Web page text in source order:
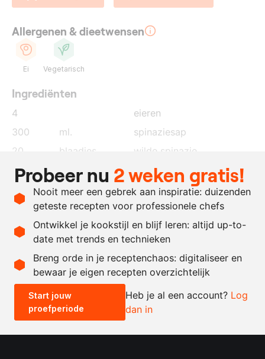
Allergenen & dieetwensen
Ei Vegetarisch
Ingrediënten
4
eieren
300
ml.
spinaziesap
20
blaadjes
wilde spinazie
naar
behoefte
nootmuskaat
naar
zout en peper
Recept omrekenen
- +
0.5x 1x 2x
Probeer nu 2 weken gratis!
Nooit meer een gebrek aan inspiratie: duizenden
geteste recepten voor professionele chefs
Ontwikkel je kookstijl en blijf leren: altijd up-to-
date met trends en technieken
Breng orde in je receptenchaos: digitaliseer en
bewaar je eigen recepten overzichtelijk
Start jouw
proefperiode
Heb je al een account? Log
dan in